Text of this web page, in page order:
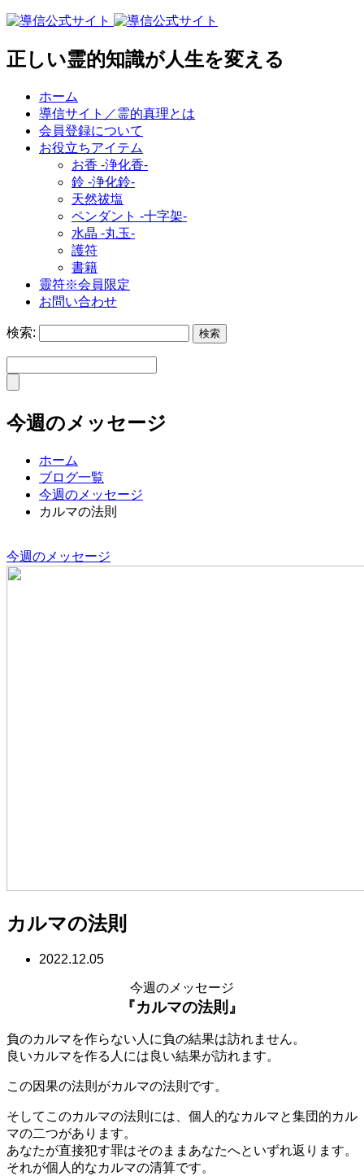
正しい霊的知識が人生を変える
ホーム
導信サイト／霊的真理とは
会員登録について
お役立ちアイテム
お香 ‐浄化香‐
鈴 ‐浄化鈴‐
天然祓塩
ペンダント -十字架-
水晶 -丸玉-
護符
書籍
靈符※会員限定
お問い合わせ
検索:
今週のメッセージ
ホーム
ブログ一覧
今週のメッセージ
カルマの法則
今週のメッセージ
カルマの法則
2022.12.05
今週のメッセージ
『カルマの法則』
負のカルマを作らない人に負の結果は訪れません。
良いカルマを作る人には良い結果が訪れます。
この因果の法則がカルマの法則です。
そしてこのカルマの法則には、個人的なカルマと集団的カル
マの二つがあります。
あなたが直接犯す罪はそのままあなたへといずれ返ります。
それが個人的なカルマの清算です。